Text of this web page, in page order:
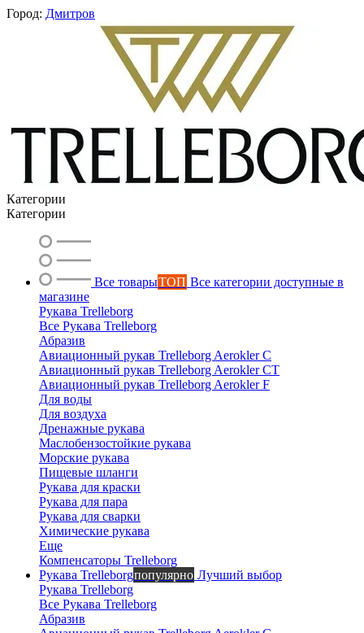
Город: Дмитров
Категории
Категории
Все товарыТОП Все категории доступные в
магазине
Рукава Trelleborg
Все Рукава Trelleborg
Абразив
Авиационный рукав Trelleborg Aerokler C
Авиационный рукав Trelleborg Aerokler CT
Авиационный рукав Trelleborg Aerokler F
Для воды
Для воздуха
Дренажные рукава
Маслобензостойкие рукава
Морские рукава
Пищевые шланги
Рукава для краски
Рукава для пара
Рукава для сварки
Химические рукава
Еще
Компенсаторы Trelleborg
Рукава Trelleborgпопулярно Лучший выбор
Рукава Trelleborg
Все Рукава Trelleborg
Абразив
Вероника
онлайн